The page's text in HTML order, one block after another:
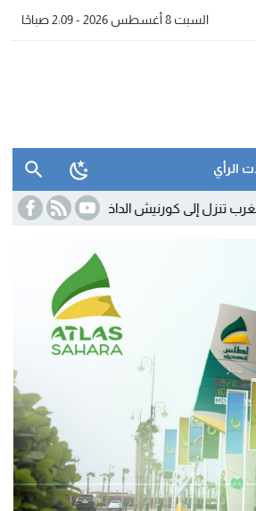
السبت 8 أغسطس 2026 - 2:09 صباحًا
الرأي
الداخلة لتقريب عروضها وخدماتها من